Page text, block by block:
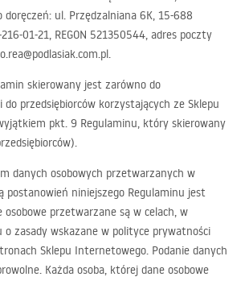
doręczeń: ul. Przędzalniana 6K, 15-688
01-21, REGON 521350544, adres poczty
skierowany jest zarówno do
przedsiębiorców korzystających ze Sklepu
pkt. 9 Regulaminu, który skierowany
danych osobowych przetwarzanych w
postanowień niniejszego Regulaminu jest
osobowe przetwarzane są w celach, w
o zasady wskazane w polityce prywatności
Sklepu Internetowego. Podanie danych
Każda osoba, której dane osobowe